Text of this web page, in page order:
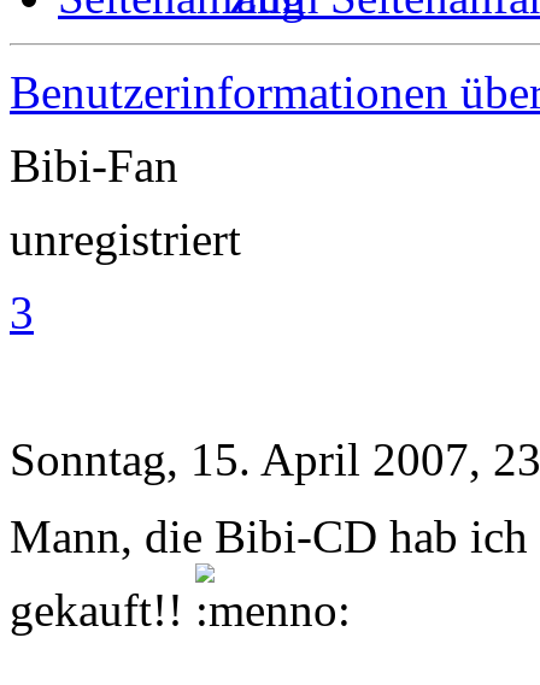
Benutzerinformationen
Bibi-Fan
unregistriert
3
Sonntag, 15. April 2007,
Mann, die Bibi-CD hab
gekauft!!